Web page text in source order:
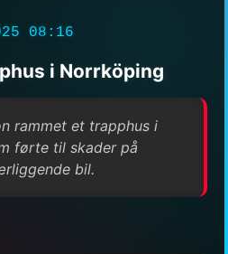
08:16
i Norrköping
rammet et trapphus i
førte til skader på
bil.